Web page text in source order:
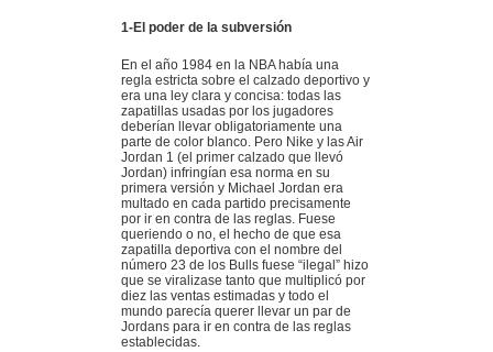
1-El poder de la subversión
En el año 1984 en la NBA había una
regla estricta sobre el calzado deportivo y
era una ley clara y concisa: todas las
zapatillas usadas por los jugadores
deberían llevar obligatoriamente una
parte de color blanco. Pero Nike y las Air
Jordan 1 (el primer calzado que llevó
Jordan) infringían esa norma en su
primera versión y Michael Jordan era
multado en cada partido precisamente
por ir en contra de las reglas. Fuese
queriendo o no, el hecho de que esa
zapatilla deportiva con el nombre del
número 23 de los Bulls fuese “ilegal” hizo
que se viralizase tanto que multiplicó por
diez las ventas estimadas y todo el
mundo parecía querer llevar un par de
Jordans para ir en contra de las reglas
establecidas.